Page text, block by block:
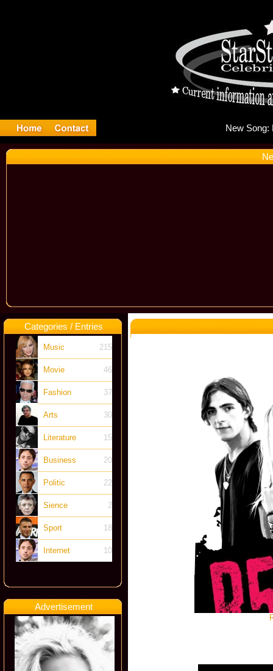
Categories / Entries
Music 215
Movie 46
Fashion 37
Arts 30
Literature 15
Business 20
Politic 22
Sience 2
Sport 18
Internet 10
Advertisement